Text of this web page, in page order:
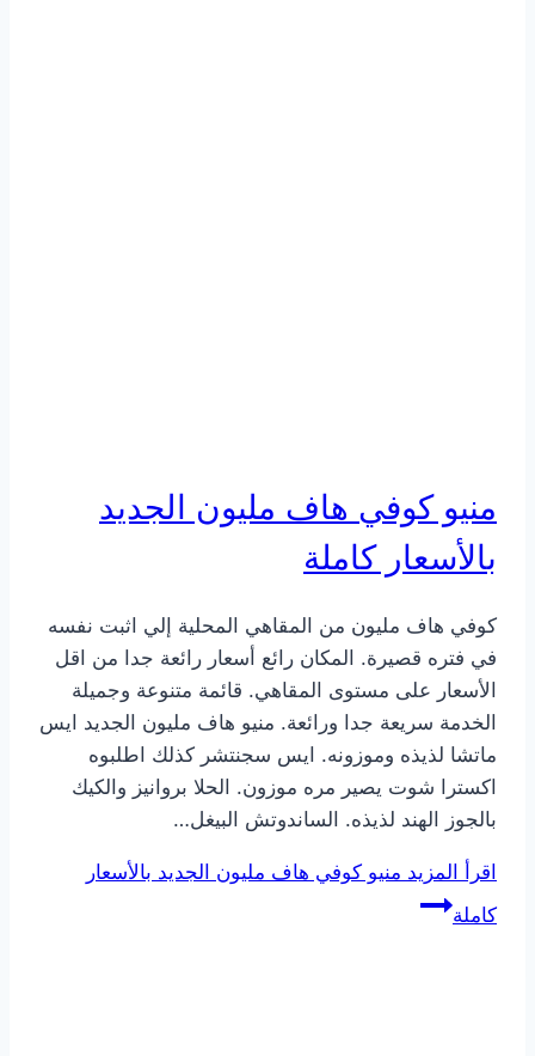
منيو كوفي هاف مليون الجديد
بالأسعار كاملة
كوفي هاف مليون من المقاهي المحلية إلي اثبت نفسه
في فتره قصيرة. المكان رائع أسعار رائعة جدا من اقل
الأسعار على مستوى المقاهي. قائمة متنوعة وجميلة
الخدمة سريعة جدا ورائعة. منيو هاف مليون الجديد ايس
ماتشا لذيذه وموزونه. ايس سجنتشر كذلك اطلبوه
اكسترا شوت يصير مره موزون. الحلا بروانيز والكيك
بالجوز الهند لذيذه. الساندوتش البيغل…
اقرأ المزيد منيو كوفي هاف مليون الجديد بالأسعار
كاملة